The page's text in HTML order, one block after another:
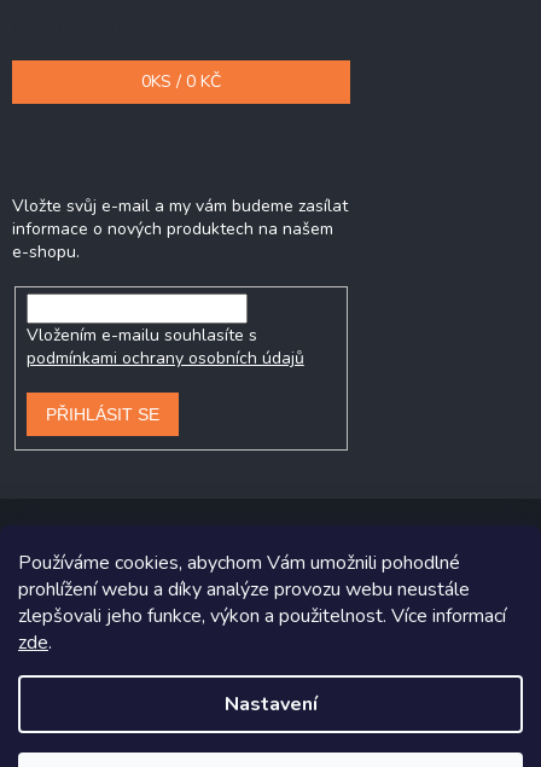
Používáme cookies, abychom Vám umožnili pohodlné
prohlížení webu a díky analýze provozu webu neustále
zlepšovali jeho funkce, výkon a použitelnost. Více informací
zde.
Nastavení
0KS / 0 KČ
Vložte svůj e-mail a my vám budeme zasílat
informace o nových produktech na našem
e-shopu.
Vložením e-mailu souhlasíte s
podmínkami ochrany osobních údajů
PŘIHLÁSIT SE
Copyright 2026Prodej-pneumatik.cz. Všechna práva vyhrazena.
Grafický návrh vytvořil a na Shoptet implementoval
Vytvořil Shoptet